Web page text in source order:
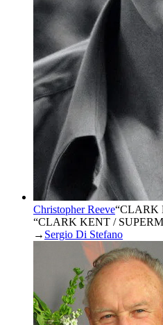
Christopher Reeve“CLARK
“CLARK KENT /
→ Sergio Di Stefano